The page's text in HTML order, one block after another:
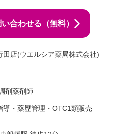
合わせる（無料）
田店(ウエルシア薬局株式会社)
剤薬剤師
導・薬歴管理・OTC1類販売